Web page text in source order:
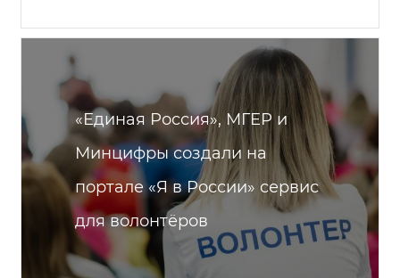
«Единая Россия», МГЕР и
Минцифры создали на
портале «Я в России» сервис
для волонтёров